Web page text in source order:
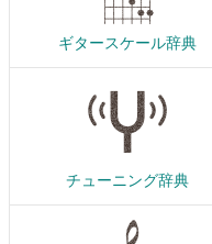
ギタースケール辞典
チューニング辞典